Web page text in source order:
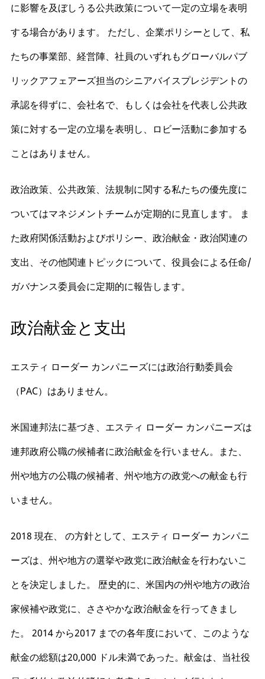
に影響を及ぼしうる公共政策について一定の立場を表明
する場合があります。 ただし、企業ポリシーとして、私
たちの事業部、経営陣、社員のいずれもグローバルパブ
リックアフェアーズ担当のシニアバイスプレジデントの
承認を得ずに、会社名で、もしくは会社を代表し公共政
策に対する一定の立場を表明し、ロビー活動に参加する
ことはありません。
政治政策、公共政策、法規制に関する私たちの優先度に
ついてはマネジメントチームが定期的に見直します。 ま
た政府関係活動およびポリシー、政治献金・政治関連の
支出、その他関連トピックについて、役員会による任命/
ガバナンス委員会に定期的に報告します。
政治献金と支出
エスティ ローダー カンパニーズには政治行動委員会
（PAC）はありません。
米国連邦法に基づき、エスティ ローダー カンパニーズは
連邦政府公職の候補者に政治献金を行いません。また、
州や地方の公職の候補者、州や地方の政党への献金も行
いません。
2018 現在、 の方針として、エスティ ローダー カンパニ
ーズは、州や地方の選挙や政党に政治献金を行わないこ
とを決定しました。 歴史的に、米国内の州や地方の政治
家候補や政党に、ささやかな政治献金を行ってきまし
た。 2014 から2017 までの各年度において、このような
献金の総額は20,000 ドル未満であった。 献金は、当社役